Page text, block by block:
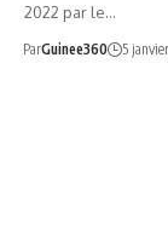
2022 par le…
ParGuinee360 5